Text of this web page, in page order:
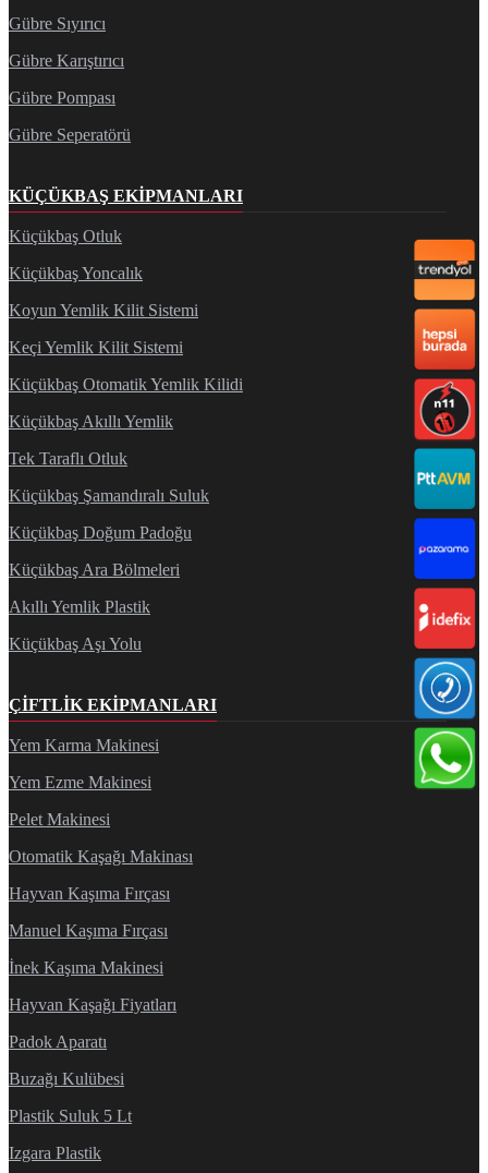
Gübre Sıyırıcı
Gübre Karıştırıcı
Gübre Pompası
Gübre Seperatörü
KÜÇÜKBAŞ EKIPMANLARI
Küçükbaş Otluk
Küçükbaş Yoncalık
Koyun Yemlik Kilit Sistemi
Keçi Yemlik Kilit Sistemi
Küçükbaş Otomatik Yemlik Kilidi
Küçükbaş Akıllı Yemlik
Tek Taraflı Otluk
Küçükbaş Şamandıralı Suluk
Küçükbaş Doğum Padoğu
Küçükbaş Ara Bölmeleri
Akıllı Yemlik Plastik
Küçükbaş Aşı Yolu
ÇIFTLIK EKIPMANLARI
Yem Karma Makinesi
Yem Ezme Makinesi
Pelet Makinesi
Otomatik Kaşağı Makinası
Hayvan Kaşıma Fırçası
Manuel Kaşıma Fırçası
İnek Kaşıma Makinesi
Hayvan Kaşağı Fiyatları
Padok Aparatı
Buzağı Kulübesi
Plastik Suluk 5 Lt
Izgara Plastik